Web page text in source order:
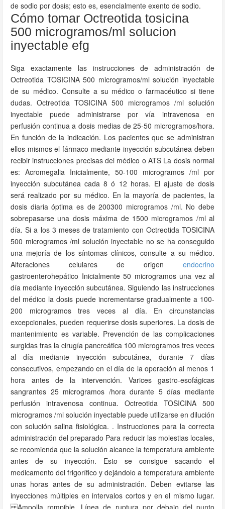
de sodio por dosis; esto es, esencialmente exento de sodio.
Cómo tomar Octreotida tosicina
500 microgramos/ml solucion
inyectable efg
Siga exactamente las instrucciones de administración de
Octreotida TOSICINA 500 microgramos/ml solución inyectable
de su médico. Consulte a su médico o farmacéutico si tiene
dudas. Octreotida TOSICINA 500 microgramos /ml solución
inyectable puede administrarse por vía intravenosa en
perfusión continua a dosis medias de 25-50 microgramos/hora.
En función de la indicación. Los pacientes que se administran
ellos mismos el fármaco mediante inyección subcutánea deben
recibir instrucciones precisas del médico o ATS La dosis normal
es: Acromegalia Inicialmente, 50-100 microgramos /ml por
inyección subcutánea cada 8 ó 12 horas. El ajuste de dosis
será realizado por su médico. En la mayoría de pacientes, la
dosis diaria óptima es de 200300 microgramos /ml. No debe
sobrepasarse una dosis máxima de 1500 microgramos /ml al
día. Si a los 3 meses de tratamiento con Octreotida TOSICINA
500 microgramos /ml solución inyectable no se ha conseguido
una mejoría de los síntomas clínicos, consulte a su médico.
Alteraciones celulares de origen endocrino
gastroenterohepático Inicialmente 50 microgramos una vez al
día mediante inyección subcutánea. Siguiendo las instrucciones
del médico la dosis puede incrementarse gradualmente a 100-
200 microgramos tres veces al día. En circunstancias
excepcionales, pueden requerirse dosis superiores. La dosis de
mantenimiento es variable. Prevención de las complicaciones
surgidas tras la cirugía pancreática 100 microgramos tres veces
al día mediante inyección subcutánea, durante 7 días
consecutivos, empezando en el día de la operación al menos 1
hora antes de la intervención. Varices gastro-esofágicas
sangrantes 25 microgramos /hora durante 5 días mediante
perfusión intravenosa continua. Octreotida TOSICINA 500
microgramos /ml solución inyectable puede utilizarse en dilución
con solución salina fisiológica. . Instrucciones para la correcta
administración del preparado Para reducir las molestias locales,
se recomienda que la solución alcance la temperatura ambiente
antes de su inyección. Esto se consigue sacando el
medicamento del frigorífico y dejándolo a temperatura ambiente
unas horas antes de su administración. Deben evitarse las
inyecciones múltiples en intervalos cortos y en el mismo lugar.
Ampolla rompible. Línea de ruptura por debajo del punto